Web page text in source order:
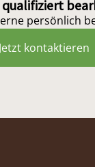
persönlich
Jetzt kontaktieren